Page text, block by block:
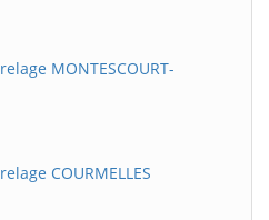
MONTESCOURT-
COURMELLES